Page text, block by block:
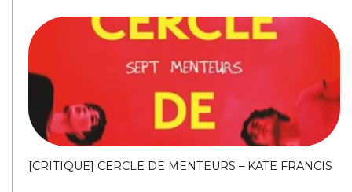
[CRITIQUE] CERCLE DE MENTEURS – KATE FRANCIS